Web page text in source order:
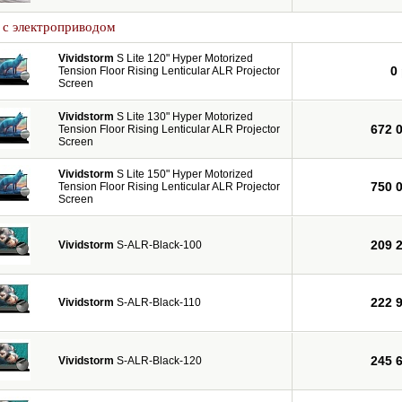
электроприводом
Vividstorm S Lite 120" Hyper Motorized
Tension Floor Rising Lenticular ALR Projector
Screen
0
Vividstorm S Lite 130" Hyper Motorized
Tension Floor Rising Lenticular ALR Projector
Screen
672
Vividstorm S Lite 150" Hyper Motorized
Tension Floor Rising Lenticular ALR Projector
Screen
750
Vividstorm S-ALR-Black-100 209
Vividstorm S-ALR-Black-110 222
Vividstorm S-ALR-Black-120 245